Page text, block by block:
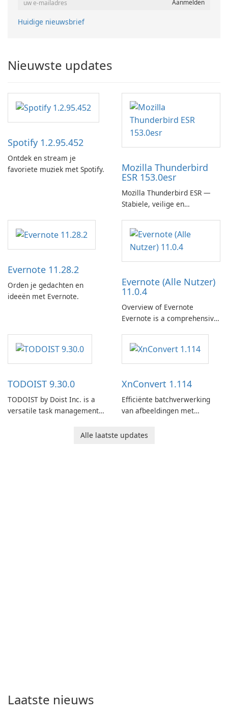
Huidige nieuwsbrief
Nieuwste updates
Spotify 1.2.95.452
Ontdek en stream je
favoriete muziek met Spotify.
Mozilla Thunderbird
ESR 153.0esr
Mozilla Thunderbird ESR —
Stabiele, veilige en
Evernote 11.28.2
Orden je gedachten en
ideeën met Evernote.
Evernote (Alle Nutzer)
11.0.4
Overview of Evernote
Evernote is a comprehensive
software designed to help
users capture, organize, and
access information across
TODOIST 9.30.0
TODOIST by Doist Inc. is a
versatile task management
XnConvert 1.114
Efficiënte batchverwerking
van afbeeldingen met
Alle laatste updates
Laatste nieuws